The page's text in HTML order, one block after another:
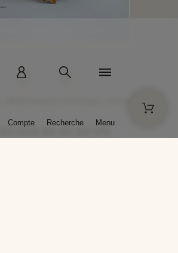
+33 (0)3 86 45 50 00
Compte Recherche Menu